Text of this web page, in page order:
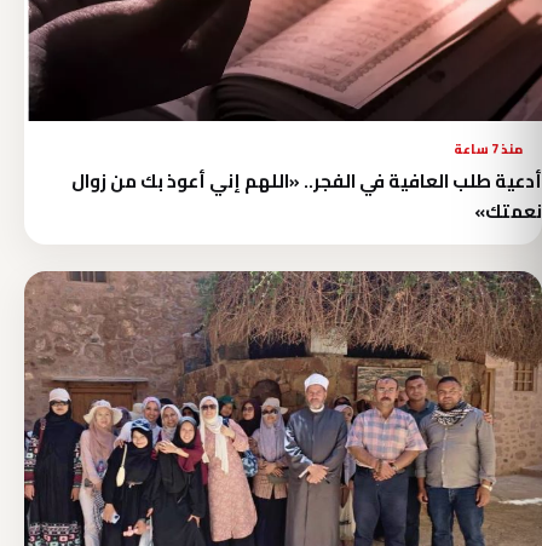
منذ 7 ساعة
أدعية طلب العافية في الفجر.. «اللهم إني أعوذ بك من زوال
نعمتك»